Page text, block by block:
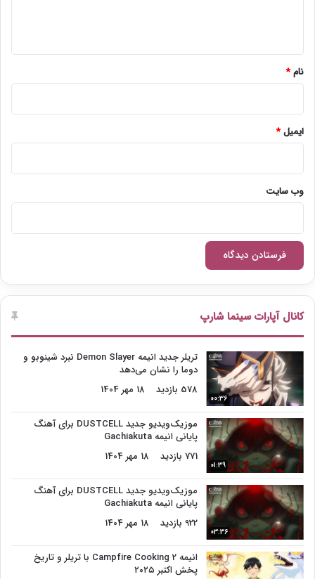
نام*
ایمیل*
وب‌ سایت
کانال آپارات سینما شارپ
00:36
تریلر جدید انیمه Demon Slayer نبرد شینوبو و
دوما را نشان می‌دهد
578 بازدید
18 مهر 1404
01:39
موزیک‌ویدیو جدید DUSTCELL برای آهنگ
پایانی انیمه Gachiakuta
771 بازدید
18 مهر 1404
03:36
موزیک‌ویدیو جدید DUSTCELL برای آهنگ
پایانی انیمه Gachiakuta
922 بازدید
18 مهر 1404
انیمه Campfire Cooking 2 با تریلر و تاریخ
پخش اکتبر ۲۰۲۵